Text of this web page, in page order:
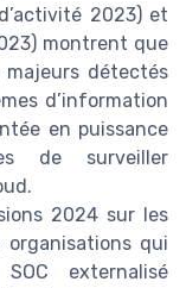
2023) et
montrent que
détectés
d’information
en puissance
de surveiller
2024 sur les
qui
externalisé